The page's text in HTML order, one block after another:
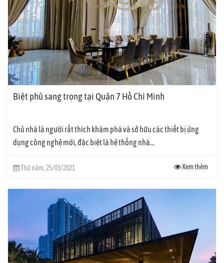
Biệt phủ sang trọng tại Quận 7 Hồ Chí Minh
Chủ nhà là người rất thích khám phá và sở hữu các thiết bị ứng
dụng công nghệ mới, đặc biệt là hệ thống nhà...
Thứ năm, 25/03/2021 Xem thêm